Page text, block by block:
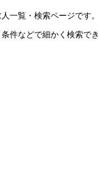
一覧・検索ページです。
件などで細かく検索でき